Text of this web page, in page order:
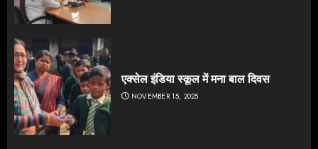
एक्सेल इंडिया स्कूल में मना बाल दिवस
NOVEMBER 15, 2025